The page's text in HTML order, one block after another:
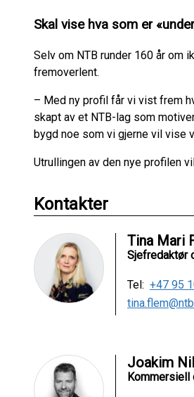
Skal vise hva som er
Selv om NTB runder 160 år om
fremoverlent.
– Med ny profil får vi vist frem
skapt av et NTB-lag som
bygd noe som vi gjerne vil vise
Utrullingen av den nye profilen
Kontakter
Tina Mari
Sjefredaktør
Tel: +47 95
Joakim
Kommersiell